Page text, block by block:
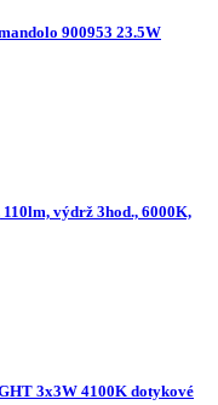
900953 23.5W
výdrž 3hod., 6000K,
3x3W 4100K dotykové